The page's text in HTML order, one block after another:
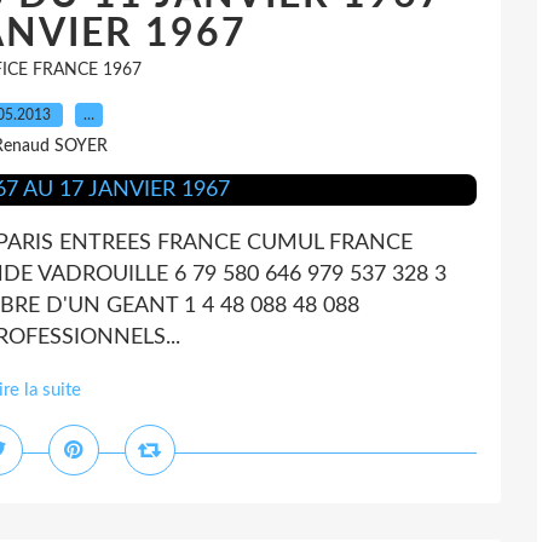
1967
FRANCE 1967
…
SOYER
ENTREES FRANCE CUMUL FRANCE
VADROUILLE 6 79 580 646 979 537 328 3
D'UN GEANT 1 4 48 088 48 088
la suite